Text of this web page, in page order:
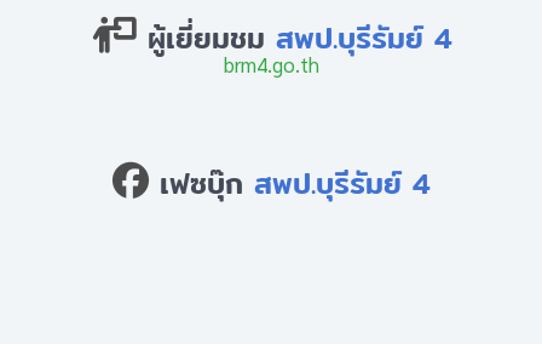
ผู้เยี่ยมชม สพป.บุรีรัมย์ 4
brm4.go.th
เฟซบุ๊ก สพป.บุรีรัมย์ 4